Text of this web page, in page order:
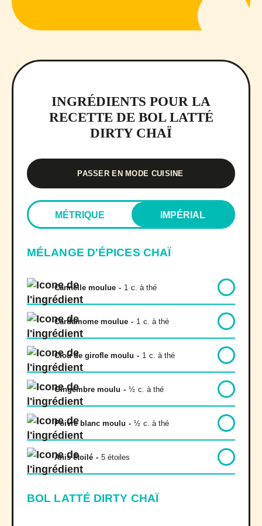
INGRÉDIENTS POUR LA
RECETTE DE BOL LATTÉ
DIRTY CHAÏ
PASSER EN MODE CUISINE
MÉTRIQUE IMPÉRIAL
MÉLANGE D'ÉPICES CHAÏ
Cannelle moulue - 1 c. à thé
Cardamome moulue - 1 c. à thé
Clou de girofle moulu - 1 c. à thé
Gingembre moulu - ½ c. à thé
Poivre blanc moulu - ½ c. à thé
Anis étoilé - 5 étoiles
BOL LATTÉ DIRTY CHAÏ